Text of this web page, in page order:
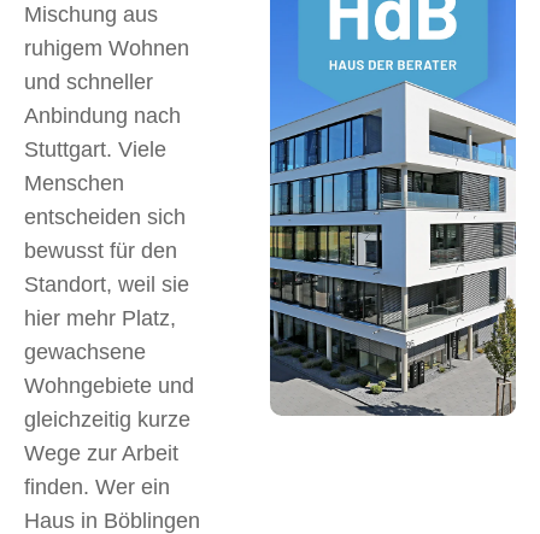
Mischung aus
ruhigem Wohnen
und schneller
Anbindung nach
Stuttgart. Viele
Menschen
entscheiden sich
bewusst für den
Standort, weil sie
hier mehr Platz,
gewachsene
Wohngebiete und
gleichzeitig kurze
Wege zur Arbeit
finden. Wer ein
Haus in Böblingen